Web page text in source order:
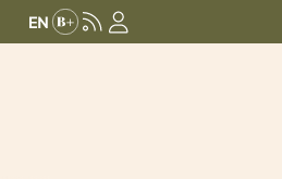
+ 3.07 (+1.05%) UPCOMINDEX: